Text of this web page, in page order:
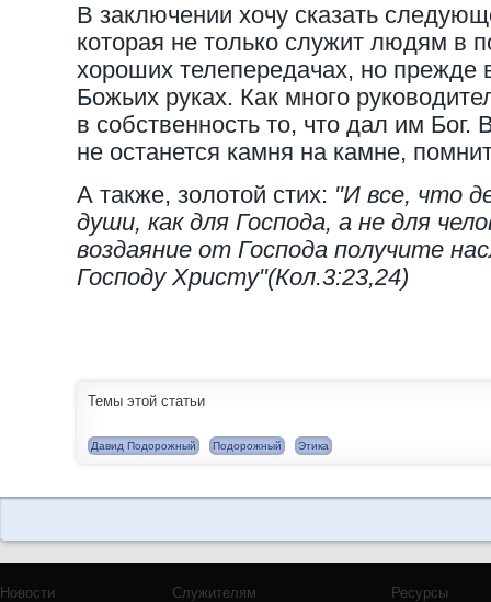
В заключении хочу сказать
которая не только служит людям в
хороших телепередачах, но прежде
Божьих руках. Как много
в собственность то, что дал им
не останется камня на камне,
А также, золотой стих: "И все, что
души, как для Господа, а не для
воздаяние от Господа получите
Господу Христу"(Кол.3:23,24)
Темы этой статьи
Давид Подорожный Подорожный Этика
Новости Служителям Ресурсы